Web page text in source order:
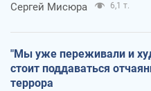
Сергей Мисюра 6,1 т.
"Мы уже переживали и
стоит поддаваться
террора